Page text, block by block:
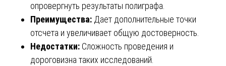
опровергнуть результаты полиграфа.
Преимущества: Дает дополнительные точки
отсчета и увеличивает общую достоверность.
Недостатки: Сложность проведения и
дороговизна таких исследований.